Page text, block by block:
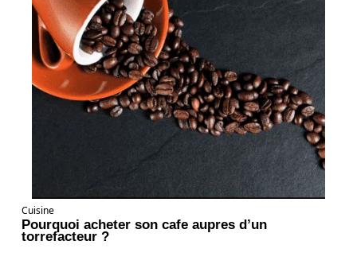
Cuisine
Pourquoi acheter son cafe aupres d’un
torrefacteur ?